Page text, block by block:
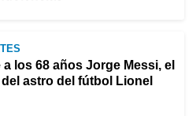
a los 68 años Jorge Messi, el
astro del fútbol Lionel